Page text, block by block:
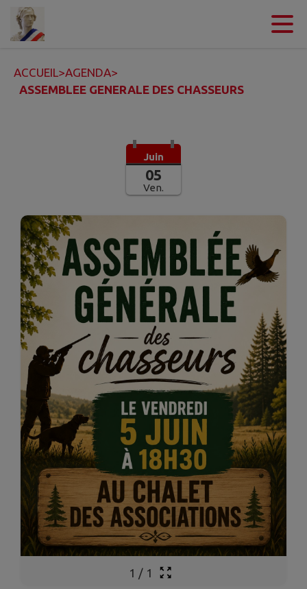
Contenu
ACCUEIL>AGENDA>
ASSEMBLEE GENERALE DES CHASSEURS
Juin
05
Ven.
1 / 1